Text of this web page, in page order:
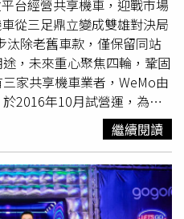
準備回家，順手換電已經成
首度公布全台換電行為，
解析台灣電動機車使用者的
）●Gogoro車主選色哲
重要！Gogoro公布 2025
受歡迎色系為：棕色、灰
、百搭的經典耐看色系為
最喜歡MUJI無印良品聯名
，能輕鬆融入各種穿搭與生
EZZY 深灰色，以低調簡
。整體而言，好搭、耐看、
台經營共享機車，迎戰市場
從三足鼎立變成雙雄對決局
汰除老舊車款，僅保留同站
，未來重心聚焦四輪，鞏固
家共享機車業者，WeMo由
2016年10月試營運，為最
大哥大注資。GoShare則屬
就啟動共享汽車服務，
時提供共享汽機車服務。
Gogoro車款，生產、維修成
最早使用的是光陽不可
繼續閱讀